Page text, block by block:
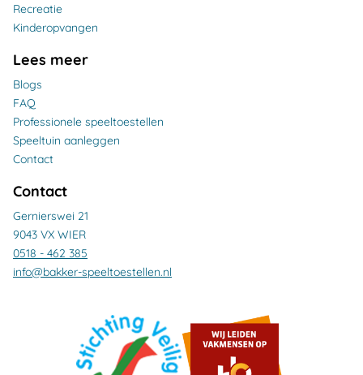
Recreatie
Kinderopvangen
Lees meer
Blogs
FAQ
Professionele speeltoestellen
Speeltuin aanleggen
Contact
Contact
Gernierswei 21
9043 VX WIER
0518 - 462 385
info@bakker-speeltoestellen.nl